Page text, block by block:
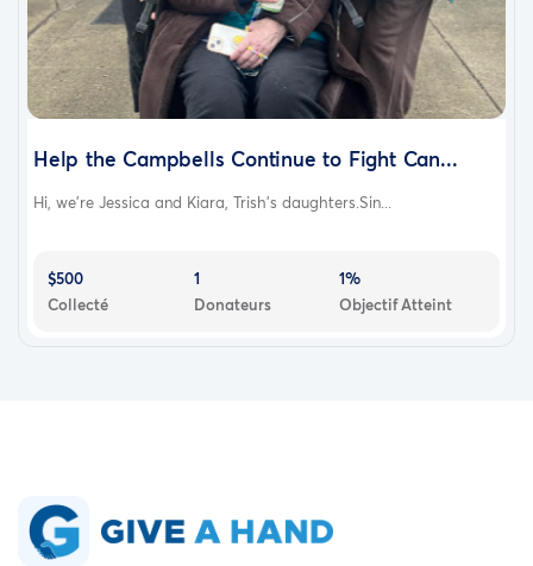
Help the Campbells Continue to Fight Can...
Hi, we’re Jessica and Kiara, Trish’s daughters.Sin...
$500
Collecté
1
Donateurs
1%
Objectif Atteint